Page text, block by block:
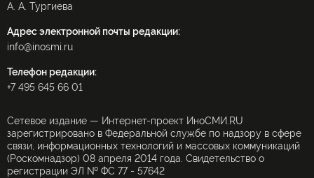
А. А. Тургиева
Адрес электронной почты редакции:
info@inosmi.ru
Телефон редакции:
+7 495 645 66 01
Сетевое издание — Интернет-проект ИноСМИ.RU
зарегистрировано в Федеральной службе по надзору в сфере
связи, информационных технологий и массовых коммуникаций
(Роскомнадзор) 08 апреля 2014 года. Свидетельство о
регистрации ЭЛ № ФС 77 - 57642